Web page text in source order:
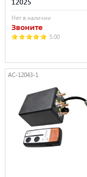
Нет в наличии
Звоните
5.00
AC-12043-1